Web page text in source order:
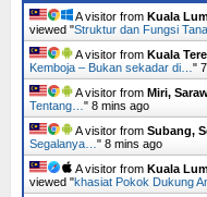
A visitor from Kuala
viewed "Struktur dan Fungsi
A visitor from Kuala
Kemboja – Bukan sekadar di… "
A visitor from Miri,
Tentang… " 8 mins ago
A visitor from Subang,
Segalanya… " 8 mins ago
A visitor from Kuala
viewed "khasiat Pokok Dukung